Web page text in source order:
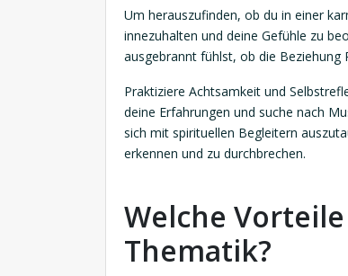
Um herauszufinden, ob du in einer
innezuhalten und deine Gefühle zu
ausgebrannt fühlst, ob die
Praktiziere Achtsamkeit und
deine Erfahrungen und suche nach
sich mit spirituellen Begleitern
erkennen und zu durchbrechen.
Welche
Thematik?